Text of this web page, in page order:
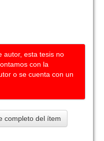
autor, esta tesis no
con la
o se cuenta con un
completo del ítem